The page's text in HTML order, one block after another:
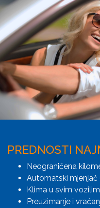
PREDNOSTI
Neograničena
Automatski
Klima u svim
Preuzimanje i